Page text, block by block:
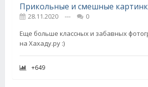
28.11.2020 ---
0
Еще больше классных и забавных
на Хахаду.ру :)
+649